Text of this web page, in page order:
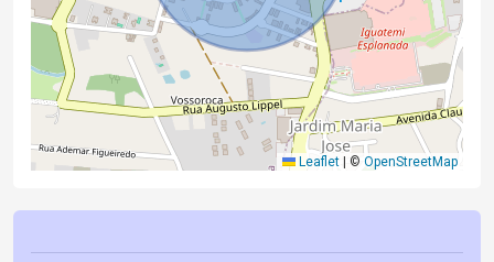
Leaflet © OpenStreetMap